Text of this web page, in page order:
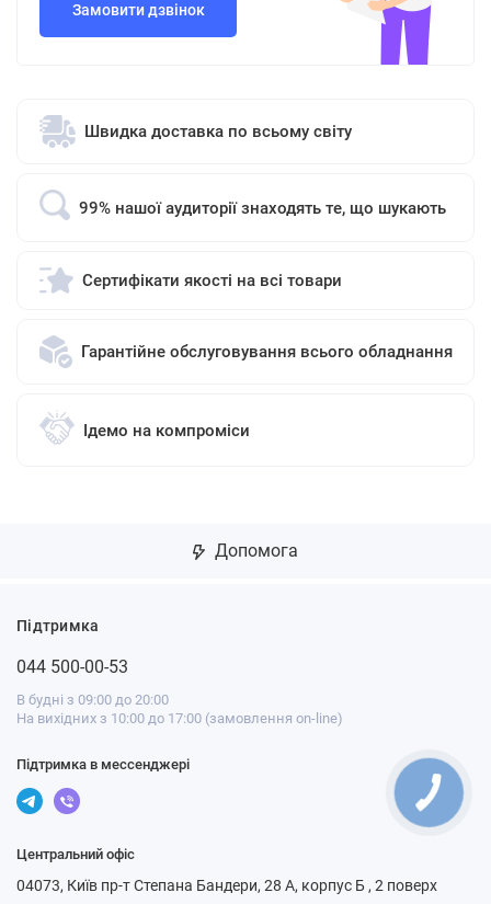
Замовити дзвінок
Швидка доставка по всьому світу
99% нашої аудиторії знаходять те, що шукають
Сертифікати якості на всі товари
Гарантійне обслуговування всього обладнання
Ідемо на компроміси
Допомога
Підтримка
044 500-00-53
В будні з 09:00 до 20:00
На вихідних з 10:00 до 17:00 (замовлення on-line)
Підтримка в мессенджері
Центральний офіс
04073, Київ пр-т Степана Бандери, 28 А, корпус Б , 2 поверх